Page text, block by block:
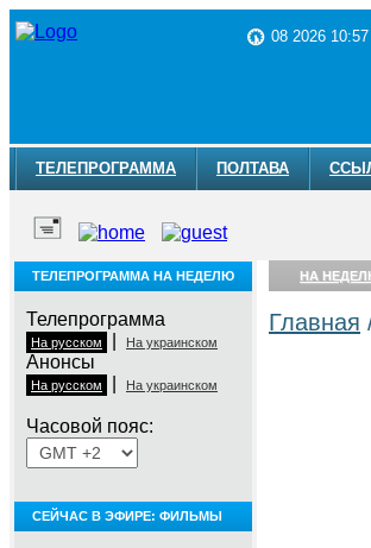
08 2026 10:57
ТЕЛЕПРОГРАММА ПОЛТАВА
ТЕЛЕПРОГРАММА НА НЕДЕЛЮ
Телепрограмма
На русском На украинском
Анонсы
На русском На украинском
Часовой пояс:
СЕЙЧАС В ЭФИРЕ: ФИЛЬМЫ
НА
Главная